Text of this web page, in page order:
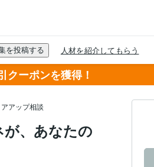
クーポンを獲得！
アップ相談
が、あなたの